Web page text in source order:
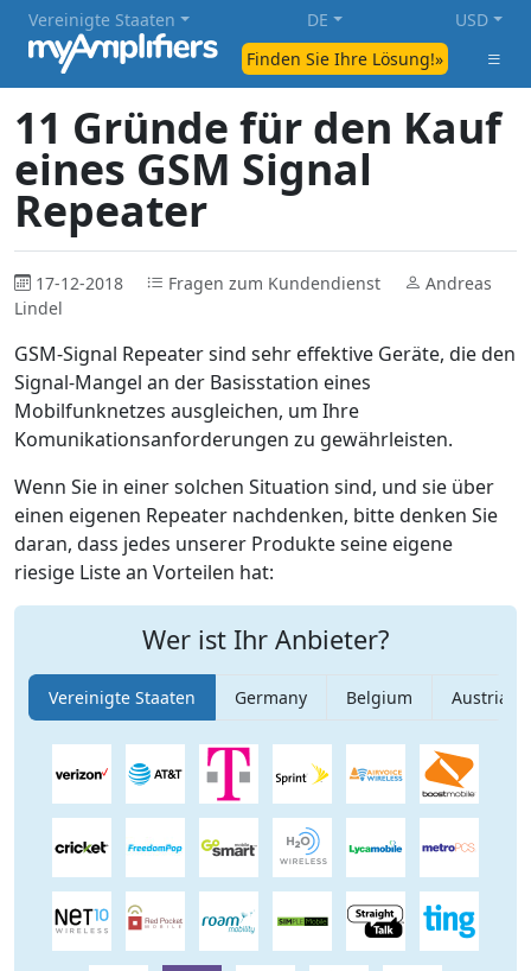
Finden Sie Ihre Lösung!»
Vereinigte Staaten DE USD
11 Gründe für den Kauf
eines GSM Signal
Repeater
17-12-2018 Fragen zum Kundendienst
Andreas
Lindel
GSM-Signal Repeater sind sehr effektive Geräte, die den
Signal-Mangel an der Basisstation eines
Mobilfunknetzes ausgleichen, um Ihre
Komunikationsanforderungen zu gewährleisten.
Wenn Sie in einer solchen Situation sind, und sie über
einen eigenen Repeater nachdenken, bitte denken Sie
daran, dass jedes unserer Produkte seine eigene
riesige Liste an Vorteilen hat:
Wer ist Ihr Anbieter?
Vereinigte Staaten Germany Belgium Austria